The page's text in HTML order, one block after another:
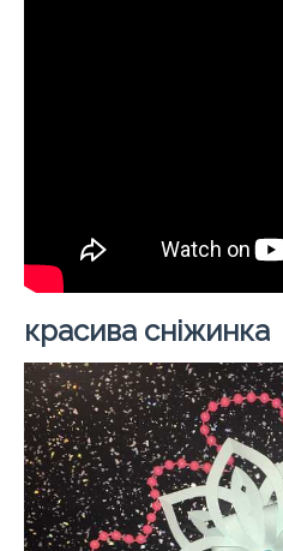
красива сніжинка